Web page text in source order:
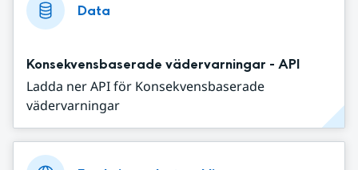
Data
Konsekvensbaserade vädervarningar - API
Ladda ner API för Konsekvensbaserade
vädervarningar